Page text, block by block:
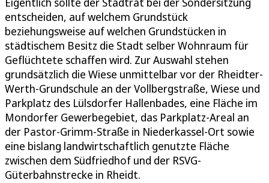
entscheiden, auf welchem Grundstück
beziehungsweise auf welchen Grundstücken in
städtischem Besitz die Stadt selber Wohnraum für
Geflüchtete schaffen wird. Zur Auswahl stehen
grundsätzlich die Wiese unmittelbar vor der Rheidter-
Werth-Grundschule an der Vollbergstraße, Wiese und
Parkplatz des Lülsdorfer Hallenbades, eine Fläche im
Mondorfer Gewerbegebiet, das Parkplatz-Areal an
der Pastor-Grimm-Straße in Niederkassel-Ort sowie
eine bislang landwirtschaftlich genutzte Fläche
zwischen dem Südfriedhof und der RSVG-
Güterbahnstrecke in Rheidt.